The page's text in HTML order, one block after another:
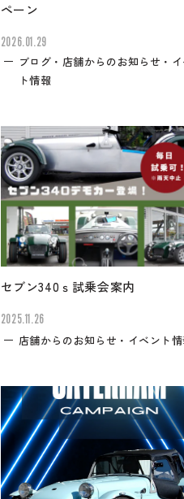
ペーン
2026.01.29
ブログ・店舗からのお知らせ・
ト情報
セブン340ｓ試乗会案内
2025.11.26
店舗からのお知らせ・イベント